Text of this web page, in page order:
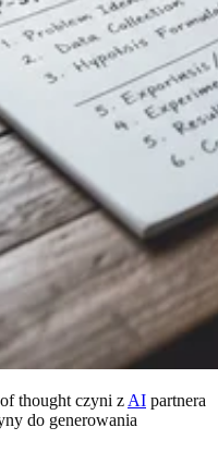
thought czyni z AI partnera
do generowania